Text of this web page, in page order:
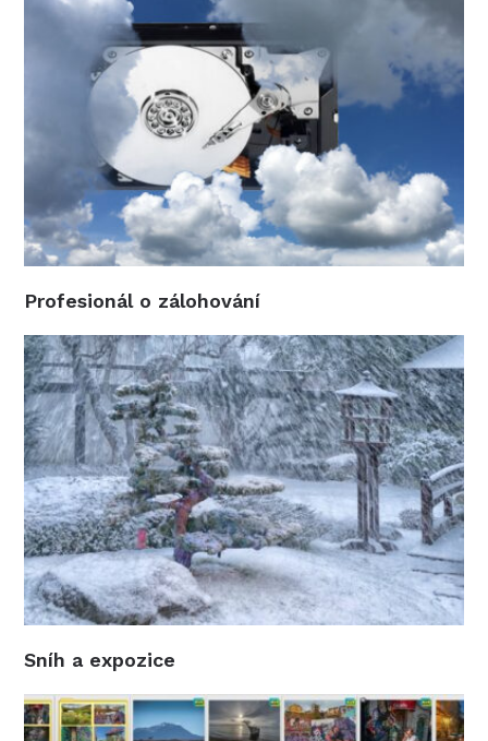
Profesionál o zálohování
Sníh a expozice